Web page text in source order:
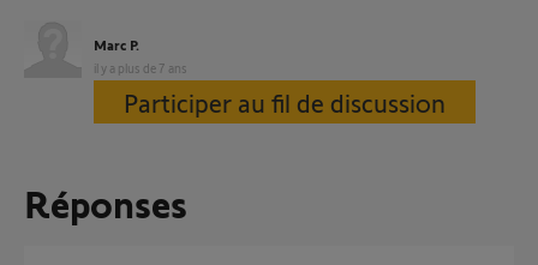
Marc P.
il y a plus de 7 ans
Participer au fil de discussion
Réponses